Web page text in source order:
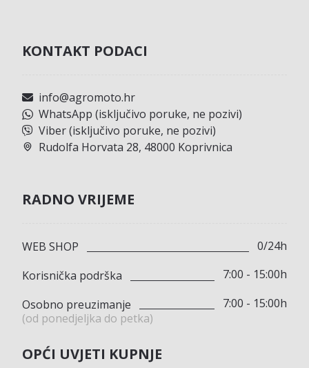
KONTAKT PODACI
info@agromoto.hr
WhatsApp (isključivo poruke, ne pozivi)
Viber (isključivo poruke, ne pozivi)
Rudolfa Horvata 28, 48000 Koprivnica
RADNO VRIJEME
WEB SHOP
0/24h
Korisnička podrška
7:00 - 15:00h
Osobno preuzimanje
(od ponedjeljka do petka)
7:00 - 15:00h
OPĆI UVJETI KUPNJE